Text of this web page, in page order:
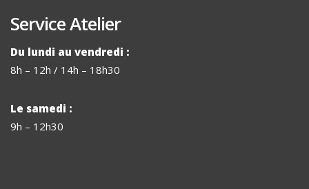
Service Atelier
Du lundi au vendredi :
8h – 12h / 14h – 18h30
Le samedi :
9h – 12h30